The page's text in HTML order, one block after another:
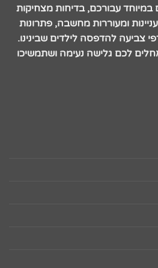
במיוחד עבורכם, בדיחות מצחיקות
ומעוררות מחשבה, פתרונות
צביעה להדפסה לילדים שבינינו.
לכם גלישה נעימה ושתמשיכו